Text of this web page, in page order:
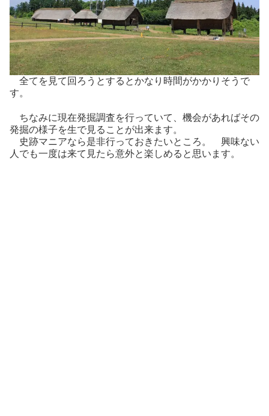
全てを見て回ろうとするとかなり時間がかかりそうで
す。
ちなみに現在発掘調査を行っていて、機会があればその
発掘の様子を生で見ることが出来ます。
史跡マニアなら是非行っておきたいところ。 興味ない
人でも一度は来て見たら意外と楽しめると思います。